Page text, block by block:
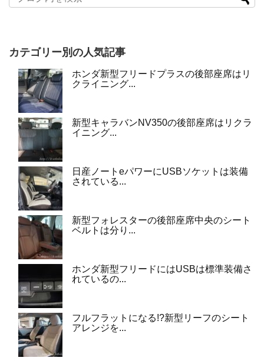
カテゴリー別の人気記事
ホンダ新型フリードプラスの後部座席はリ
クライニング...
新型キャラバンNV350の後部座席はリクラ
イニング...
日産ノートeパワーにUSBソケットは装備
されている...
新型フォレスターの後部座席中央のシート
ベルトは分り...
ホンダ新型フリードにはUSBは標準装備さ
れているの...
フルフラットになる!?新型リーフのシート
アレンジを...